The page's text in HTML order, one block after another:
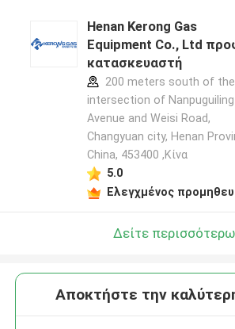
Henan Kerong Gas
Equipment Co., Ltd
κατασκευαστή
200 meters south of the
intersection of Nanpuguiling
Avenue and Weisi Road,
Changyuan city, Henan
China, 453400 ,Κίνα
5.0
Ελεγχμένος
Δείτε
Αποκτήστε την